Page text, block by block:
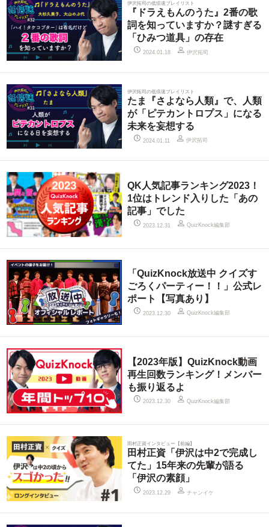
伊沢拓司の低倍速プレイリスト
『ドラえもんのうた』2番の歌
詞を知っていますか？謎すぎる
「ひみつ道具」の存在
2024.01.18 伊沢拓司
伊沢拓司の低倍速プレイリスト
たま『さよなら人類』で、人類
が「ピテカントロプス」になる
未来を妄想する
2024.01.11 伊沢拓司
QK人気記事ランキング2023！
1位はトレンド入りした「あの
記事」でした
2023.12.31 QuizKnock編集部
「QuizKnock放送中 クイズす
ごろくパーティー！！」公式レ
ポート【写真あり】
2023.12.30 QuizKnock編集部
【2023年版】QuizKnock動画
再生回数ランキング！メンバー
も振り返るよ
2023.12.30 QuizKnock編集部
田村正資インタビュー【前編】
田村正資「伊沢は中2で完成し
てた」15年来の先輩が語る
「伊沢の素顔」
2023.12.29 チャンイケ